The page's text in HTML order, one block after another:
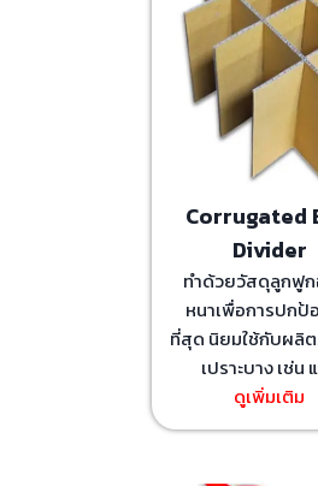
Corrugated
Divider
ทำด้วยวัสดุลูกฟู
หนาเพื่อการปกป้
ที่สุด นิยมใช้กับผลิ
เปราะบาง เช่น
ดูเพิ่มเติม